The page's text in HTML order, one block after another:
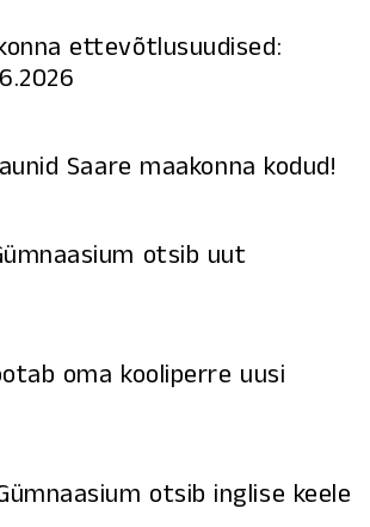
ettevõtlusuudised:
Saare maakonna kodud!
otsib uut
oma kooliperre uusi
otsib inglise keele